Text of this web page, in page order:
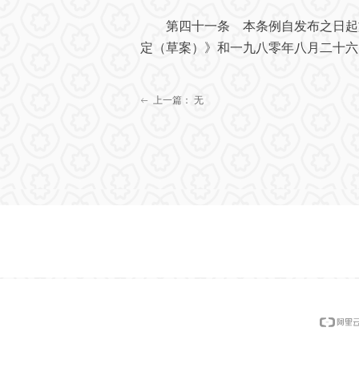
第四十一条 本条例自发布之日起施
定（草案）》和一九八零年八月二十
ꂃ 上一篇： 无